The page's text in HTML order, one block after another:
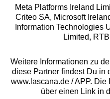
Alle Preise inkl. MwSt., zzgl.
** Bonität vorausgesetzt, berechtigt zur
Meta Platforms Ireland
Criteo SA, Microsoft
Information Technologies
Limited,
Weitere Informationen zu
diese Partner findest Du in
www.lascana.de / APP.
über einen Link in